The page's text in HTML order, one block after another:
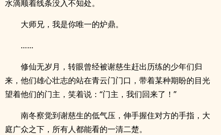
水滴顺着线条没入不知处。
大师兄，我是你唯一的炉鼎。
……
修仙无岁月，转眼曾经被谢慈生赶出历练的少年们归
来，他们雄心壮志的站在青云门门口，带着某种期盼的目光
望着他们的门主，笑着说：“门主，我们回来了！”
南冬察觉到谢慈生的低气压，伸手握住对方的手指，大
庭广众之下，所有人都能看的一清二楚。